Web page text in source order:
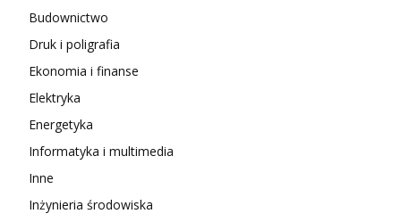
Budownictwo
Druk i poligrafia
Ekonomia i finanse
Elektryka
Energetyka
Informatyka i multimedia
Inne
Inżynieria środowiska